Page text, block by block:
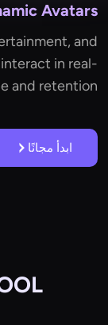
Avatars!
and
in real-
and retention.
ابدأ مجانًا